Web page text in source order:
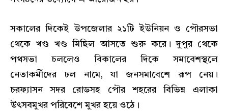
সকালের দিকেই উপজেলার ২১টি ইউনিয়ন ও পৌরসভা
থেকে খণ্ড খণ্ড মিছিল আসতে শুরু করে। দুপুর থেকে
পথসভা চললেও বিকালের দিকে সমাবেশস্থলে
নেতাকর্মীদের ঢল নামে, যা জনসমাবেশে রূপ নেয়।
চরফ্যাসন সদর রোডসহ পৌর শহরের বিভিন্ন এলাকা
উৎসবমুখর পরিবেশে মুখর হয়ে ওঠে।